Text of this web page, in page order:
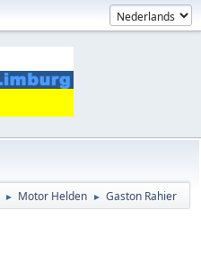
► Motor Helden ► Gaston Rahier